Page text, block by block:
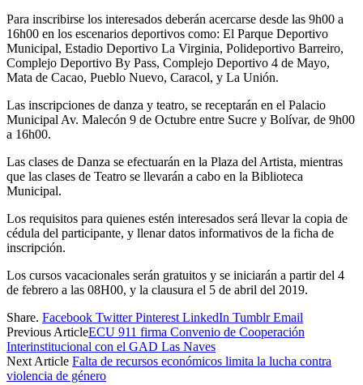
Para inscribirse los interesados deberán acercarse desde las 9h00 a
16h00 en los escenarios deportivos como: El Parque Deportivo
Municipal, Estadio Deportivo La Virginia, Polideportivo Barreiro,
Complejo Deportivo By Pass, Complejo Deportivo 4 de Mayo,
Mata de Cacao, Pueblo Nuevo, Caracol, y La Unión.
Las inscripciones de danza y teatro, se receptarán en el Palacio
Municipal Av. Malecón 9 de Octubre entre Sucre y Bolívar, de 9h00
a 16h00.
Las clases de Danza se efectuarán en la Plaza del Artista, mientras
que las clases de Teatro se llevarán a cabo en la Biblioteca
Municipal.
Los requisitos para quienes estén interesados será llevar la copia de
cédula del participante, y llenar datos informativos de la ficha de
inscripción.
Los cursos vacacionales serán gratuitos y se iniciarán a partir del 4
de febrero a las 08H00, y la clausura el 5 de abril del 2019.
Share. Facebook Twitter Pinterest LinkedIn Tumblr Email
Previous ArticleECU 911 firma Convenio de Cooperación
Interinstitucional con el GAD Las Naves
Next Article Falta de recursos económicos limita la lucha contra
violencia de género